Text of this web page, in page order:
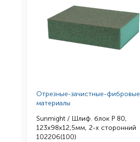
Отрезные-зачистные-фибровые
материалы
Sunmight / Шлиф. блок P 80,
123х98х12,5мм, 2-х сторонний
102206(100)